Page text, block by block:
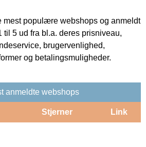
mest populære webshops og anmeldt
til 5 ud fra bl.a. deres prisniveau,
brugervenlighed,
og betalingsmuligheder.
anmeldte webshops
Stjerner Link